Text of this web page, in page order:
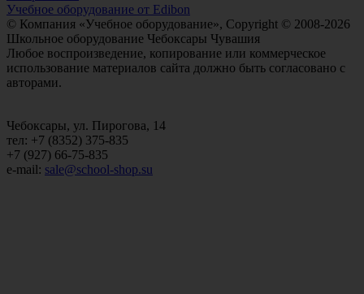
Учебное оборудование от Edibon
© Компания «Учебное оборудование», Copyright © 2008-2026
Школьное оборудование Чебоксары Чувашия
Любое воспроизведение, копирование или коммерческое
использование материалов сайта должно быть согласовано с
авторами.
Чебоксары, ул. Пирогова, 14
тел: +7 (8352) 375-835
+7 (927) 66-75-835
e-mail: sale@school-shop.su